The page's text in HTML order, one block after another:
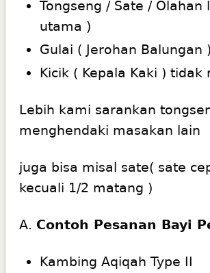
Tongseng / Sate / Olahan
utama )
Gulai ( Jerohan Balungan )
Kicik ( Kepala Kaki ) tidak
Lebih kami sarankan
menghendaki masakan lain
juga bisa misal sate( sate
kecuali 1/2 matang )
A. Contoh Pesanan Bayi
Kambing Aqiqah Type II